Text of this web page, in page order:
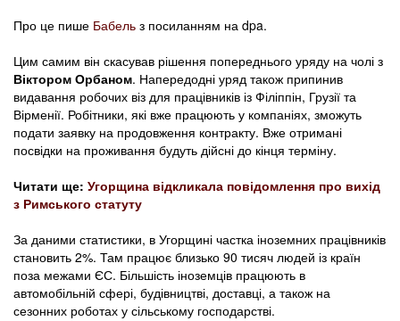
Про це пише Бабель з посиланням на dpa.
Цим самим він скасував рішення попереднього уряду на чолі з
Віктором Орбаном. Напередодні уряд також припинив
видавання робочих віз для працівників із Філіппін, Грузії та
Вірменії. Робітники, які вже працюють у компаніях, зможуть
подати заявку на продовження контракту. Вже отримані
посвідки на проживання будуть дійсні до кінця терміну.
Читати ще: Угорщина відкликала повідомлення про вихід
з Римського статуту
За даними статистики, в Угорщині частка іноземних працівників
становить 2%. Там працює близько 90 тисяч людей із країн
поза межами ЄС. Більшість іноземців працюють в
автомобільній сфері, будівництві, доставці, а також на
сезонних роботах у сільському господарстві.